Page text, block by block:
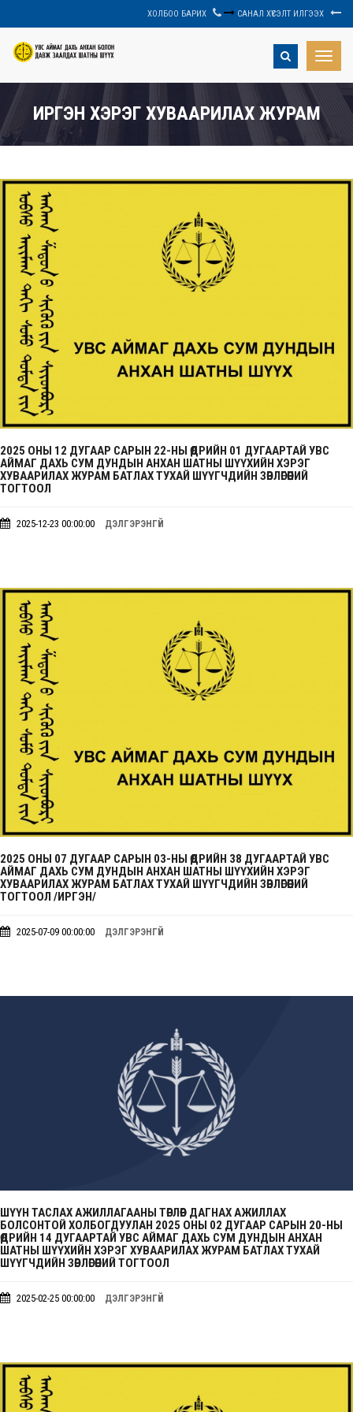
ХОЛБОО БАРИХ САНАЛ ХҮСЭЛТ ИЛГЭЭХ
Toggle
ИРГЭН ХЭРЭГ ХУВААРИЛАХ ЖУРАМ
2025 ОНЫ 12 ДУГААР САРЫН 22-НЫ ӨДРИЙН 01 ДУГААРТАЙ УВС
АЙМАГ ДАХЬ СУМ ДУНДЫН АНХАН ШАТНЫ ШҮҮХИЙН ХЭРЭГ
ХУВААРИЛАХ ЖУРАМ БАТЛАХ ТУХАЙ ШҮҮГЧДИЙН ЗӨВЛӨГӨӨНИЙ
ТОГТООЛ
2025-12-23 00:00:00 ДЭЛГЭРЭНГҮЙ
2025 ОНЫ 07 ДУГААР САРЫН 03-НЫ ӨДРИЙН 38 ДУГААРТАЙ УВС
АЙМАГ ДАХЬ СУМ ДУНДЫН АНХАН ШАТНЫ ШҮҮХИЙН ХЭРЭГ
ХУВААРИЛАХ ЖУРАМ БАТЛАХ ТУХАЙ ШҮҮГЧДИЙН ЗӨВЛӨГӨӨНИЙ
ТОГТООЛ /ИРГЭН/
2025-07-09 00:00:00 ДЭЛГЭРЭНГҮЙ
ШҮҮН ТАСЛАХ АЖИЛЛАГААНЫ ТӨРЛӨӨР ДАГНАХ АЖИЛЛАХ
БОЛСОНТОЙ ХОЛБОГДУУЛАН 2025 ОНЫ 02 ДУГААР САРЫН 20-НЫ
ӨДРИЙН 14 ДУГААРТАЙ УВС АЙМАГ ДАХЬ СУМ ДУНДЫН АНХАН
ШАТНЫ ШҮҮХИЙН ХЭРЭГ ХУВААРИЛАХ ЖУРАМ БАТЛАХ ТУХАЙ
ШҮҮГЧДИЙН ЗӨВЛӨГӨӨНИЙ ТОГТООЛ
2025-02-25 00:00:00 ДЭЛГЭРЭНГҮЙ